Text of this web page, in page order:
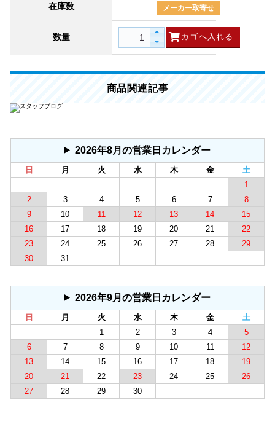
在庫数 メーカー取寄せ
数量
商品関連記事
2026年8月の営業日カレンダー
日 月 火 水 木 金
土
1
2
3 4 5 6 7
8
9
10 11 12 13 14
15
16
17 18 19 20 21
22
23
24 25 26 27 28
29
30
31
2026年9月の営業日カレンダー
日 月 火 水 木 金
土
1
2 3 4
5
6
7 8 9 10 11
12
13
14 15 16 17 18
19
20
21 22 23 24 25
26
27
28 29 30